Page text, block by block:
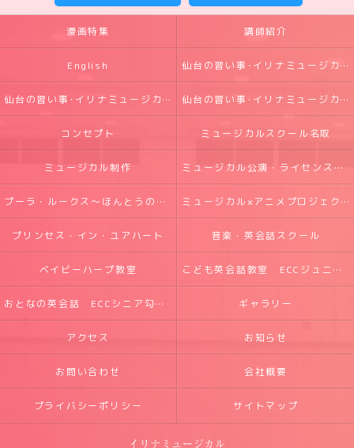
漫画特集 講師紹介
English 仙台の習い事･イリナミュージカルの口コミ情報
仙台の習い事･イリナミュージカルの評判 仙台の習い事･イリナミュージカルのお客様の声
コンセプト ミュージカルスクール名取
ミュージカル制作 ミュージカル公演・ライセンス実績
プーラ・ルークス～ほんとうの光～ ミュージカル×アニメプロジェクト
プリンセス・イン・ユアハート 音楽・英会話スクール
ベイビーハープ教室 こども英会話教室 ECCジュニア五橋・勾当台教室
おとなの英会話 ECCシニア勾当台教室 ギャラリー
アクセス お知らせ
お問い合わせ 会社概要
プライバシーポリシー サイトマップ